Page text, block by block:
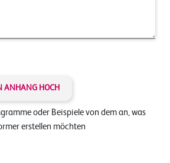
ANHANG HOCH
oder Beispiele von dem an, was
erstellen möchten